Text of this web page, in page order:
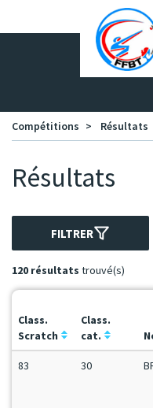
Panneau de gestion des cookies
Compétitions Résultats
Résultats
FILTRER
120 résultats trouvé(s)
Class.
Scratch
Class.
cat.
83 30